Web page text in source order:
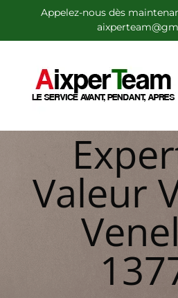
au
contenu
Appelez-nous dès
Valeur